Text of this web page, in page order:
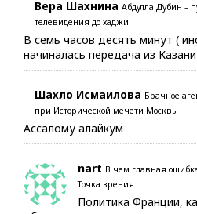
Вера Шахнина Абдулла Дубин –
телевидения до хаджи
В семь часов десять минут (
начиналась передача из
Шахло Исмаилова Брачное
при Исторической мечети Москвы
Ассалому алайкум
nart В чем главная
Точка зрения
Политика Франции,